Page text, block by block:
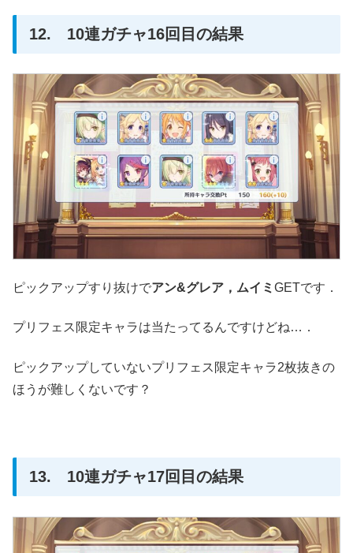
12. 10連ガチャ16回目の結果
ピックアップすり抜けでアン&グレア，ムイミ GETです．
プリフェス限定キャラは当たってるんですけどね…．
ピックアップしていないプリフェス限定キャラ2枚抜きの
ほうが難しくないです？
13. 10連ガチャ17回目の結果